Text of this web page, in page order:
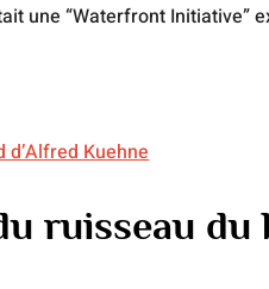
une “Waterfront Initiative”
ruisseau du